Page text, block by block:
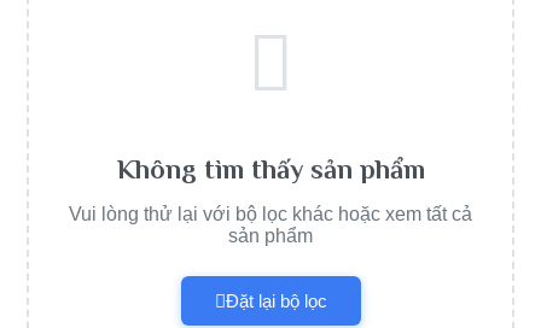
Không tìm thấy sản phẩm
Vui lòng thử lại với bộ lọc khác hoặc xem tất cả
sản phẩm
Đặt lại bộ lọc